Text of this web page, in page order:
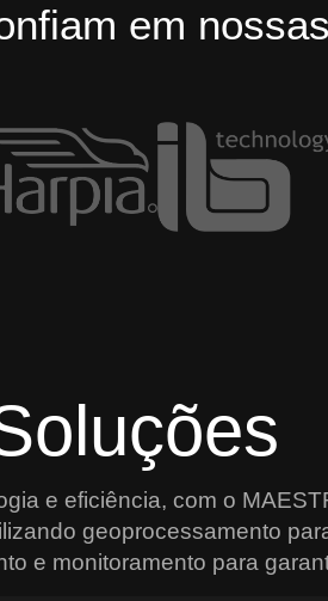
em
e eficiência, com o
geoprocessamento
e monitoramento para